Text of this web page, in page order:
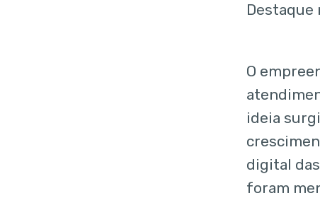
Destaque
O
ideia
digital
foram